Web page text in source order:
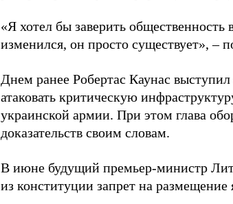
«Я хотел бы заверить общественность
изменился, он просто существует», –
Днем ранее Робертас Каунас
атаковать критическую
украинской армии. При этом глава
доказательств своим словам.
В июне будущий премьер-министр
из конституции запрет на размещение